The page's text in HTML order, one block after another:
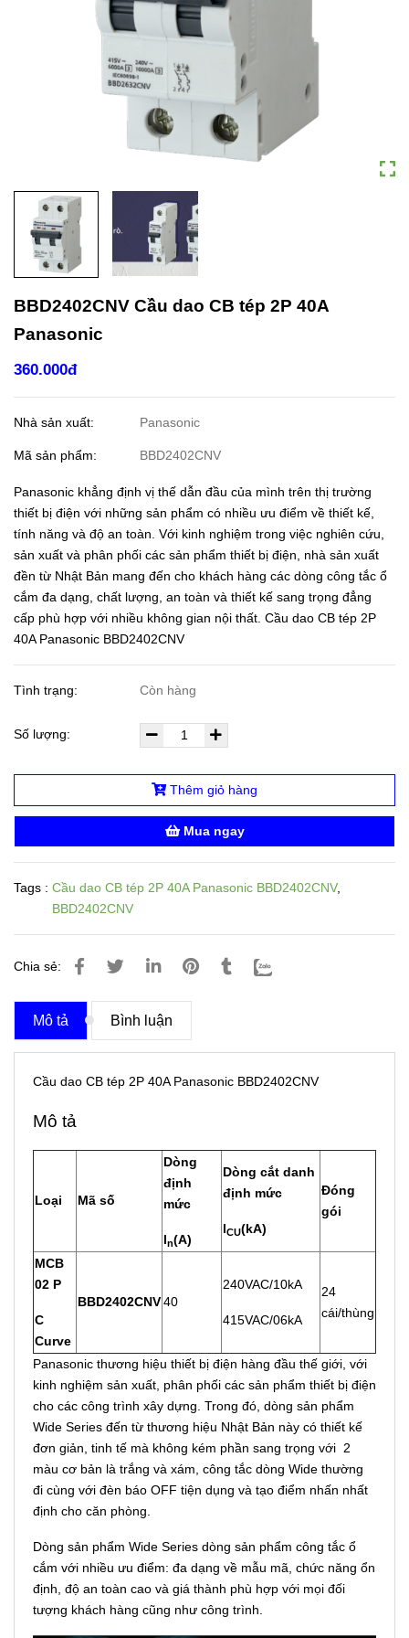
BBD2402CNV Cầu dao CB tép 2P 40A
Panasonic
360.000đ
Nhà sản xuất: Panasonic
Mã sản phẩm: BBD2402CNV
Panasonic khẳng định vị thế dẫn đầu của mình trên thị trường
thiết bị điện với những sản phẩm có nhiều ưu điểm về thiết kế,
tính năng và độ an toàn. Với kinh nghiệm trong việc nghiên cứu,
sản xuất và phân phối các sản phẩm thiết bị điện, nhà sản xuất
đền từ Nhật Bản mang đến cho khách hàng các dòng công tắc ổ
cắm đa dạng, chất lượng, an toàn và thiết kế sang trọng đẳng
cấp phù hợp với nhiều không gian nội thất. Cầu dao CB tép 2P
40A Panasonic BBD2402CNV
Tình trạng: Còn hàng
Số lượng:
Thêm giỏ hàng
Mua ngay
Tags : Cầu dao CB tép 2P 40A Panasonic BBD2402CNV,
BBD2402CNV
Chia sẻ:
Mô tả Bình luận
Cầu dao CB tép 2P 40A Panasonic BBD2402CNV
Mô tả
Loại Mã số
Dòng
định
mức
ln(A)
Dòng cắt danh
định mức
lCU(kA)
Đóng
gói
MCB
02 P
C
Curve
BBD2402CNV40
240VAC/10kA
415VAC/06kA
24
cái/thùng
Panasonic thương hiệu thiết bị điện hàng đầu thế giới, với
kinh nghiệm sản xuất, phân phối các sản phẩm thiết bị điện
cho các công trình xây dựng. Trong đó, dòng sản phẩm
Wide Series đến từ thương hiệu Nhật Bản này có thiết kế
đơn giản, tinh tế mà không kém phần sang trọng với 2
màu cơ bản là trắng và xám, công tắc dòng Wide thường
đi cùng với đèn báo OFF tiện dụng và tạo điểm nhấn nhất
định cho căn phòng.
Dòng sản phẩm Wide Series dòng sản phẩm công tắc ổ
cắm với nhiều ưu điểm: đa dạng về mẫu mã, chức năng ổn
định, độ an toàn cao và giá thành phù hợp với mọi đối
tượng khách hàng cũng như công trình.